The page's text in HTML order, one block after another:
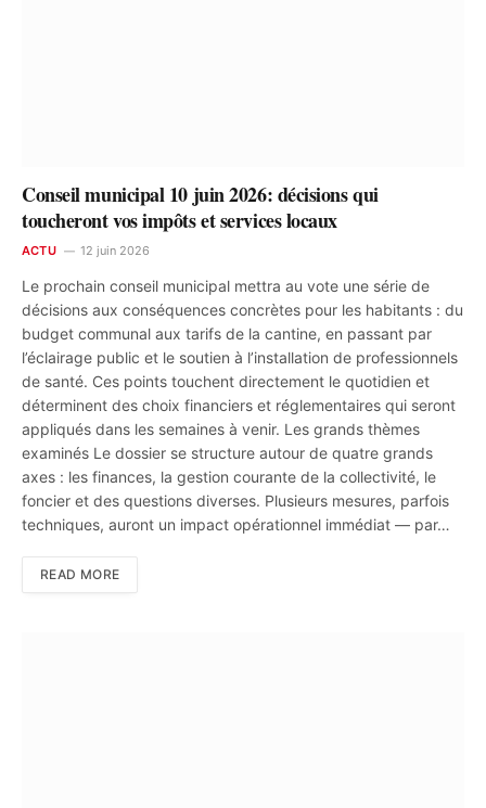
Conseil municipal 10 juin 2026: décisions qui
toucheront vos impôts et services locaux
ACTU 12 juin 2026
Le prochain conseil municipal mettra au vote une série de
décisions aux conséquences concrètes pour les habitants : du
budget communal aux tarifs de la cantine, en passant par
l’éclairage public et le soutien à l’installation de professionnels
de santé. Ces points touchent directement le quotidien et
déterminent des choix financiers et réglementaires qui seront
appliqués dans les semaines à venir. Les grands thèmes
examinés Le dossier se structure autour de quatre grands
axes : les finances, la gestion courante de la collectivité, le
foncier et des questions diverses. Plusieurs mesures, parfois
techniques, auront un impact opérationnel immédiat — par…
READ MORE